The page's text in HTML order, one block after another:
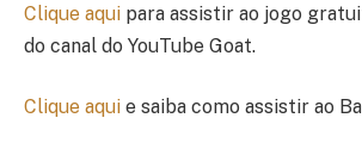
Clique aqui para assistir ao jogo
do canal do YouTube Goat.
Clique aqui e saiba como assistir ao